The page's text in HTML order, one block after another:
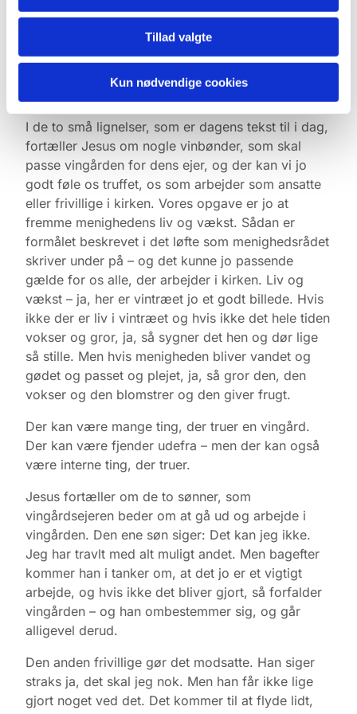
Tillad valgte
Kun nødvendige cookies
ellers kan det være lidt svært at forstå hvad Guds
Rige er. Jeg er vintræet, I er grenene, siger han tit.
Og dermed formaner han os til at være nogle
gode grene, med friske spirer og som bærer god
I de to små lignelser, som er dagens tekst til i dag,
fortæller Jesus om nogle vinbønder, som skal
passe vingården for dens ejer, og der kan vi jo
godt føle os truffet, os som arbejder som ansatte
eller frivillige i kirken. Vores opgave er jo at
fremme menighedens liv og vækst. Sådan er
formålet beskrevet i det løfte som menighedsrådet
skriver under på – og det kunne jo passende
gælde for os alle, der arbejder i kirken. Liv og
vækst – ja, her er vintræet jo et godt billede. Hvis
ikke der er liv i vintræet og hvis ikke det hele tiden
vokser og gror, ja, så sygner det hen og dør lige
så stille. Men hvis menigheden bliver vandet og
gødet og passet og plejet, ja, så gror den, den
vokser og den blomstrer og den giver frugt.
Der kan være mange ting, der truer en vingård.
Der kan være fjender udefra – men der kan også
være interne ting, der truer.
Jesus fortæller om de to sønner, som
vingårdsejeren beder om at gå ud og arbejde i
vingården. Den ene søn siger: Det kan jeg ikke.
Jeg har travlt med alt muligt andet. Men bagefter
kommer han i tanker om, at det jo er et vigtigt
arbejde, og hvis ikke det bliver gjort, så forfalder
vingården – og han ombestemmer sig, og går
alligevel derud.
Den anden frivillige gør det modsatte. Han siger
straks ja, det skal jeg nok. Men han får ikke lige
gjort noget ved det. Det kommer til at flyde lidt,